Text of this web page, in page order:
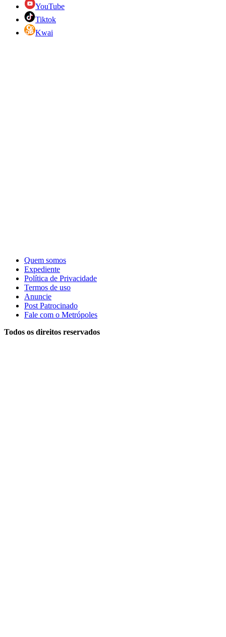
YouTube
Tiktok
Kwai
Quem somos
Expediente
Política de Privacidade
Termos de uso
Anuncie
Post Patrocinado
Fale com o Metrópoles
Todos os direitos reservados